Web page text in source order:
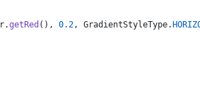
.getRed (), 0.2, GradientStyleType.